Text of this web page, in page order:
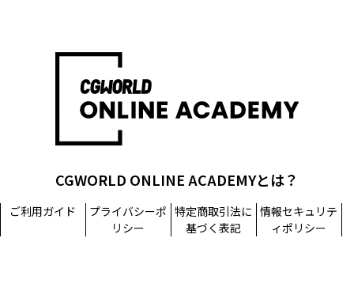
CGWORLD ONLINE ACADEMYとは？
ご利用ガイド
プライバシーポ
リシー
特定商取引法に
基づく表記
情報セキュリテ
ィポリシー